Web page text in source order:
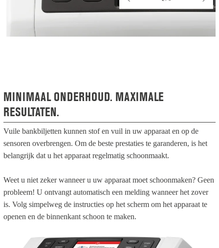
MINIMAAL ONDERHOUD. MAXIMALE
RESULTATEN.
Vuile bankbiljetten kunnen stof en vuil in uw apparaat en op de
sensoren overbrengen. Om de beste prestaties te garanderen, is het
belangrijk dat u het apparaat regelmatig schoonmaakt.
Weet u niet zeker wanneer u uw apparaat moet schoonmaken? Geen
probleem! U ontvangt automatisch een melding wanneer het zover
is. Volg simpelweg de instructies op het scherm om het apparaat te
openen en de binnenkant schoon te maken.